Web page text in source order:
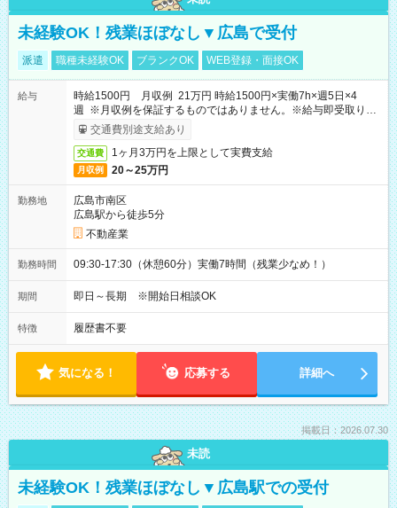
未経験OK！残業ほぼなし▼広島で受付
派遣 職種未経験OK ブランクOK WEB登録・面接OK
給与
時給1500円 月収例 21万円 時給1500円×実働7h×週5日×4
週 ※月収例を保証するものではありません。※給与即受取りサ
ービス利用可（利用条件有）
交通費別途支給あり
交通費 1ヶ月3万円を上限として実費支給
月収例 20～25万円
勤務地
広島市南区
広島駅から徒歩5分
不動産業
勤務時間 09:30-17:30（休憩60分）実働7時間（残業少なめ！）
期間 即日～長期 ※開始日相談OK
特徴 履歴書不要
気になる！ 応募する 詳細へ
掲載日：2026.07.30
未読
未経験OK！残業ほぼなし▼広島駅での受付